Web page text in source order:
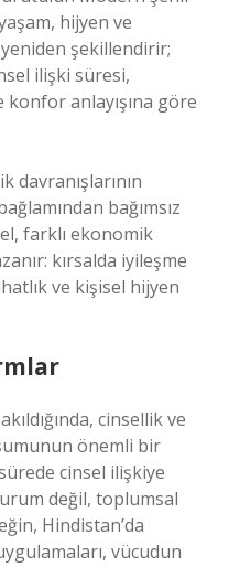
hijyen ve
şekillendirir;
ilişki süresi,
anlayışına göre
davranışlarının
bağımsız
farklı ekonomik
kırsalda iyileşme
ve kişisel hijyen
cinsellik ve
önemli bir
cinsel ilişkiye
değil, toplumsal
Hindistan’da
vücudun